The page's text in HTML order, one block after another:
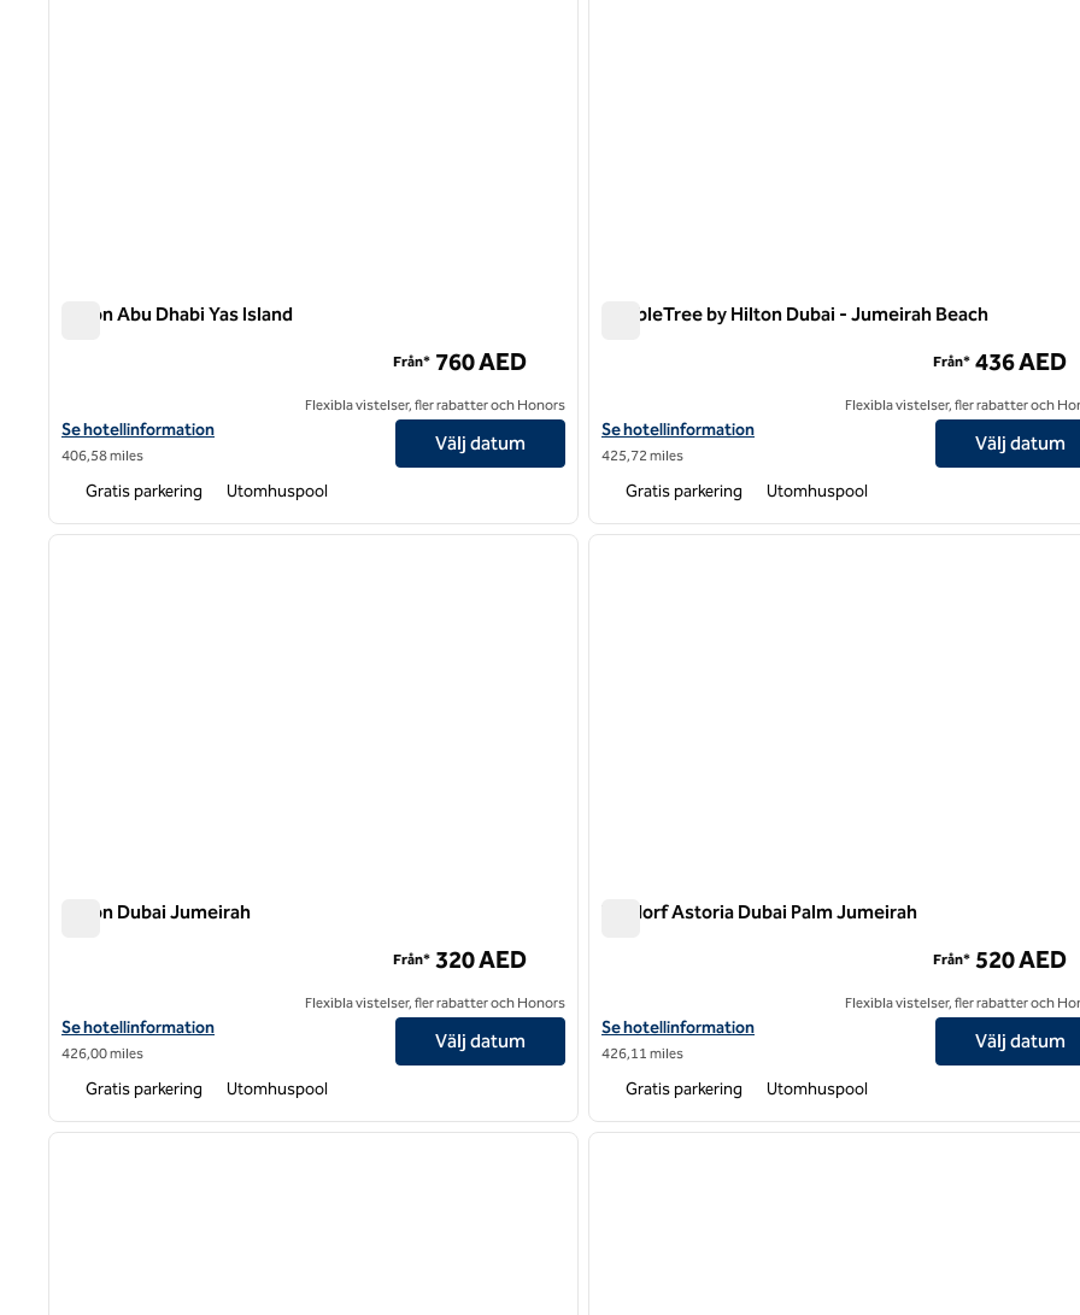
Hilton Abu Dhabi Yas Island
Visa hotelluppgifter för Hilton Abu Dhabi Yas Island
Se hotellinformation
406,58 miles
Från* 760 AED
Flexibla vistelser, fler rabatter och Honors
Välj datum
Gratis parkering Utomhuspool
DoubleTree by Hilton Dubai - Jumeirah Beach
Visa hotelluppgifter för DoubleTree by Hilton Dubai – Jumeirah
Se hotellinformation
425,72 miles
Från* 436 AED
Flexibla vistelser, fler rabatter och
Välj datum
Gratis parkering Utomhuspool
1 av 12
nästa bild
Hilton Dubai Jumeirah
Visa hotelluppgifter för Hilton Dubai Jumeirah
Se hotellinformation
426,00 miles
Från* 320 AED
Flexibla vistelser, fler rabatter och Honors
Välj datum
Gratis parkering Utomhuspool
1 av 9
Waldorf Astoria Dubai Palm Jumeirah
Visa hotelluppgifter för Waldorf Astoria Dubai Palm Jumeirah
Se hotellinformation
426,11 miles
Från* 520 AED
Flexibla vistelser, fler rabatter och
Välj datum
Gratis parkering Utomhuspool
1 av 12
nästa bild1 av 12